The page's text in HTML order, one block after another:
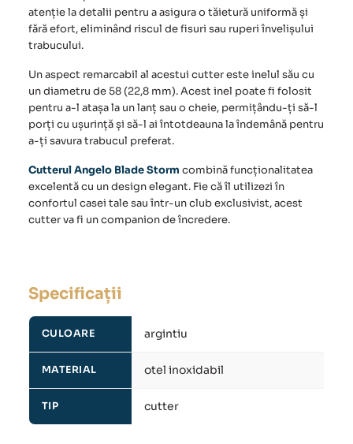
atenție la detalii pentru a asigura o tăietură uniformă și
fără efort, eliminând riscul de fisuri sau ruperi învelișului
trabucului.
Un aspect remarcabil al acestui cutter este inelul său cu
un diametru de 58 (22,8 mm). Acest inel poate fi folosit
pentru a-l atașa la un lanț sau o cheie, permițându-ți să-l
porți cu ușurință și să-l ai întotdeauna la îndemână pentru
a-ți savura trabucul preferat.
CutterulAngelo Blade Storm combină funcționalitatea
excelentă cu un design elegant. Fie că îl utilizezi în
confortul casei tale sau într-un club exclusivist, acest
cutter va fi un companion de încredere.
Specificații
CULOARE argintiu
MATERIAL otel inoxidabil
TIP cutter